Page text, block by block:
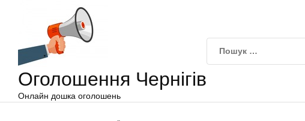
Оголошення Чернігів
Онлайн дошка оголошень